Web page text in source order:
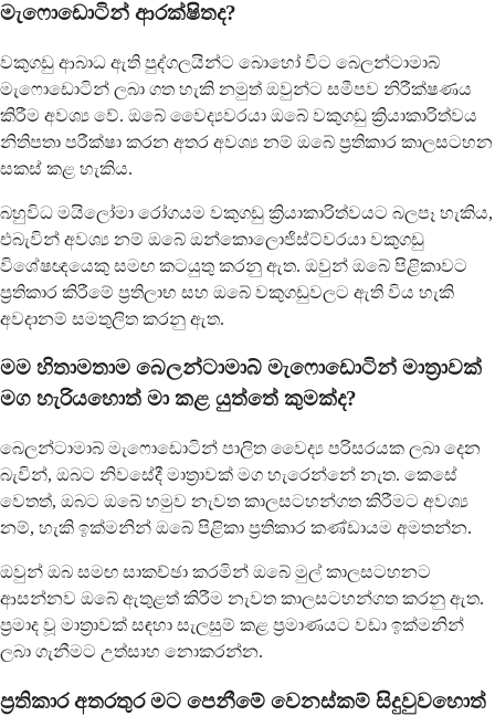
මැෆොඩොටින් ආරක්ෂිතද?
වකුගඩු ආබාධ ඇති පුද්ගලයින්ට බොහෝ විට බෙලන්ටාමාබ්
මැෆොඩොටින් ලබා ගත හැකි නමුත් ඔවුන්ට සමීපව නිරීක්ෂණය
කිරීම අවශ්‍ය වේ. ඔබේ වෛද්‍යවරයා ඔබේ වකුගඩු ක්‍රියාකාරිත්වය
නිතිපතා පරීක්ෂා කරන අතර අවශ්‍ය නම් ඔබේ ප්‍රතිකාර කාලසටහන
සකස් කළ හැකිය.
බහුවිධ මයිලෝමා රෝගයම වකුගඩු ක්‍රියාකාරිත්වයට බලපෑ හැකිය,
එබැවින් අවශ්‍ය නම් ඔබේ ඔන්කොලොජිස්ට්වරයා වකුගඩු
විශේෂඥයෙකු සමඟ කටයුතු කරනු ඇත. ඔවුන් ඔබේ පිළිකාවට
ප්‍රතිකාර කිරීමේ ප්‍රතිලාභ සහ ඔබේ වකුගඩුවලට ඇති විය හැකි
අවදානම් සමතුලිත කරනු ඇත.
මම හිතාමතාම බෙලන්ටාමාබ් මැෆොඩොටින් මාත්‍රාවක්
මග හැරියහොත් මා කළ යුත්තේ කුමක්ද?
බෙලන්ටාමාබ් මැෆොඩොටින් පාලිත වෛද්‍ය පරිසරයක ලබා දෙන
බැවින්, ඔබට නිවසේදී මාත්‍රාවක් මග හැරෙන්නේ නැත. කෙසේ
වෙතත්, ඔබට ඔබේ හමුව නැවත කාලසටහන්ගත කිරීමට අවශ්‍ය
නම්, හැකි ඉක්මනින් ඔබේ පිළිකා ප්‍රතිකාර කණ්ඩායම අමතන්න.
ඔවුන් ඔබ සමඟ සාකච්ඡා කරමින් ඔබේ මුල් කාලසටහනට
ආසන්නව ඔබේ ඇතුළත් කිරීම නැවත කාලසටහන්ගත කරනු ඇත.
ප්‍රමාද වූ මාත්‍රාවක් සඳහා සැලසුම් කළ ප්‍රමාණයට වඩා ඉක්මනින්
ලබා ගැනීමට උත්සාහ නොකරන්න.
ප්‍රතිකාර අතරතුර මට පෙනීමේ වෙනස්කම් සිදුවුවහොත්